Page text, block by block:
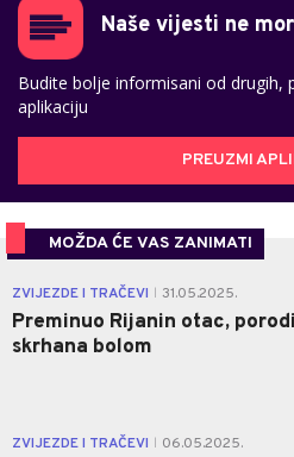
Naše vijesti ne
Budite bolje informisani od drugih,
aplikaciju
PREUZMI
MOŽDA ĆE VAS ZANIMATI
ZVIJEZDE I TRAČEVI 31.05.2025.
Preminuo Rijanin otac,
skrhana bolom
ZVIJEZDE I TRAČEVI 06.05.2025.